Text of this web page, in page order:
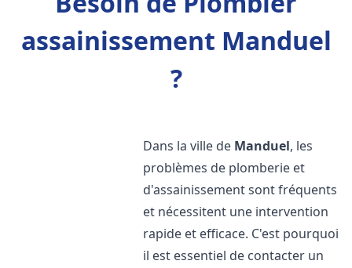
assainissement Manduel
?
Dans la ville de Manduel, les
problèmes de plomberie et
d'assainissement sont fréquents
et nécessitent une intervention
rapide et efficace. C'est pourquoi
il est essentiel de contacter un